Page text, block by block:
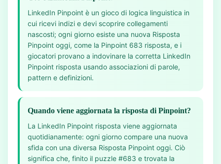
LinkedIn Pinpoint è un gioco di logica linguistica in
cui ricevi indizi e devi scoprire collegamenti
nascosti; ogni giorno esiste una nuova Risposta
Pinpoint oggi, come la Pinpoint 683 risposta, e i
giocatori provano a indovinare la corretta LinkedIn
Pinpoint risposta usando associazioni di parole,
pattern e definizioni.
Quando viene aggiornata la risposta di Pinpoint?
La LinkedIn Pinpoint risposta viene aggiornata
quotidianamente: ogni giorno compare una nuova
sfida con una diversa Risposta Pinpoint oggi. Ciò
significa che, finito il puzzle #683 e trovata la